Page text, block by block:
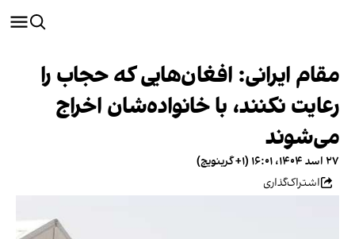
مقام ایرانی: افغان‌هایی‌ که حجاب را
رعایت نکنند، با خانواده‌شان اخراج
می‌شوند
۲۷ اسد ۱۴۰۴، ۱۶:۰۱ (‎+۱ گرینویچ)
اشتراک‌گذاری